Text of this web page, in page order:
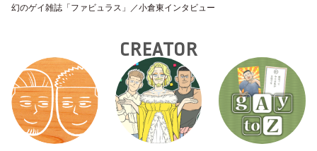
幻のゲイ雑誌「ファビュラス」／小倉東インタビュー
CREATOR